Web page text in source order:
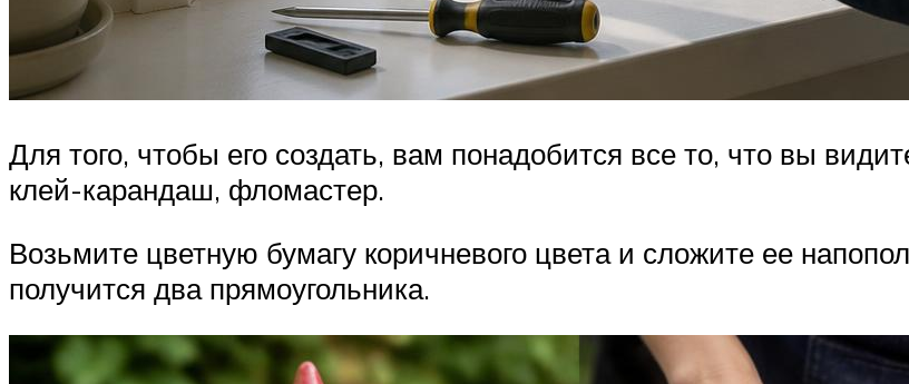
Для того, чтобы его создать, вам понадобится все то, что вы
клей-карандаш, фломастер.
Возьмите цветную бумагу коричневого цвета и сложите ее
получится два прямоугольника.